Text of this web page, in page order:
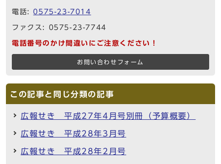
電話:0575-23-7014
ファクス: 0575-23-7744
電話番号のかけ間違いにご注意ください！
お問い合わせフォーム
この記事と同じ分類の記事
広報せき 平成27年4月号別冊（予算概要）
広報せき 平成28年3月号
広報せき 平成28年2月号